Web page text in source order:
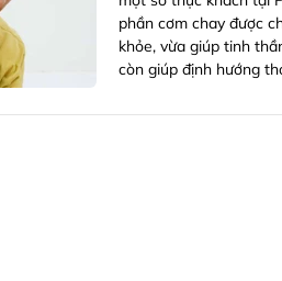
phần cơm chay được
khỏe, vừa giúp tinh
còn giúp định hướng